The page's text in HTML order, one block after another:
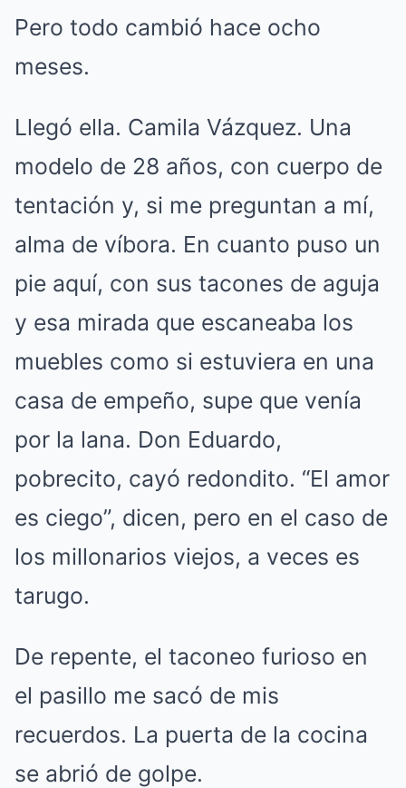
Pero todo cambió hace ocho
meses.
Llegó ella. Camila Vázquez. Una
modelo de 28 años, con cuerpo de
tentación y, si me preguntan a mí,
alma de víbora. En cuanto puso un
pie aquí, con sus tacones de aguja
y esa mirada que escaneaba los
muebles como si estuviera en una
casa de empeño, supe que venía
por la lana. Don Eduardo,
pobrecito, cayó redondito. “El amor
es ciego”, dicen, pero en el caso de
los millonarios viejos, a veces es
tarugo.
De repente, el taconeo furioso en
el pasillo me sacó de mis
recuerdos. La puerta de la cocina
se abrió de golpe.